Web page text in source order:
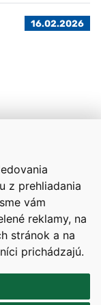
z prehliadania
vám
reklamy, na
stránok a na
prichádzajú.
16.02.2026
výskumu,